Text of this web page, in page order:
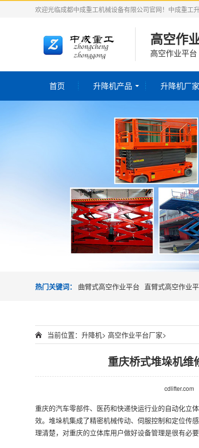
欢迎光临成都中成重工机械设备有限公司官网！中成重工
高空作
高空作业平
首页 升降机产品 升降机厂家
热门关键词： 曲臂式高空作业平台 直臂式高空作业
当前位置： 升降机> 高空作业平台厂家>
重庆桥式堆垛机维
cdlifter.com
重庆的汽车零部件、医药和快递快运行业的自动化立
效。堆垛机集成了精密机械传动、伺服控制和定位传
理清楚，对重庆的立体库用户做好设备管理是很有必要